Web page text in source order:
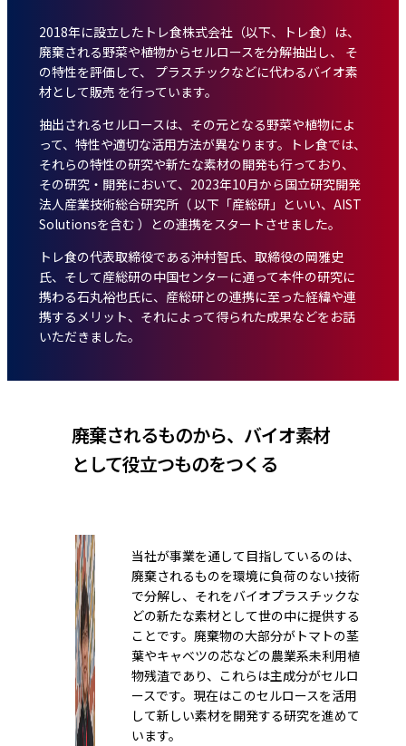
2018年に設立したトレ食株式会社（以下、トレ食）は、
廃棄される野菜や植物からセルロースを分解抽出し、 そ
の特性を評価して、 プラスチックなどに代わるバイオ素
材として販売 を行っています。
抽出されるセルロースは、その元となる野菜や植物によ
って、特性や適切な活用方法が異なります。トレ食では、
それらの特性の研究や新たな素材の開発も行っており、
その研究・開発において、2023年10月から国立研究開発
法人産業技術総合研究所（ 以下「産総研」といい、AIST
Solutionsを含む ）との連携をスタートさせました。
トレ食の代表取締役である沖村智氏、取締役の岡雅史
氏、そして産総研の中国センターに通って本件の研究に
携わる石丸裕也氏に、産総研との連携に至った経緯や連
携するメリット、それによって得られた成果などをお話
いただきました。
廃棄されるものから、バイオ素材
として役立つものをつくる
当社が事業を通して目指しているのは、
廃棄されるものを環境に負荷のない技術
で分解し、それをバイオプラスチックな
どの新たな素材として世の中に提供する
ことです。廃棄物の大部分がトマトの茎
葉やキャベツの芯などの農業系未利用植
物残渣であり、これらは主成分がセルロ
ースです。現在はこのセルロースを活用
して新しい素材を開発する研究を進めて
います。